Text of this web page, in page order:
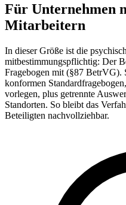
Für Unternehmen
Mitarbeitern
In dieser Größe ist die
mitbestimmungspflichtig: Der
Fragebogen mit (§87
konformen
vorlegen, plus getrennte
Standorten. So bleibt das
Beteiligten nachvollziehbar.